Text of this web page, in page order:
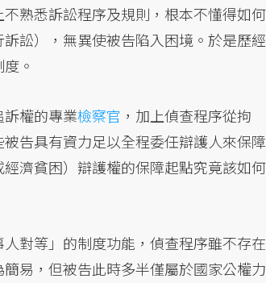
熟悉訴訟程序及規則，根本不懂得如何
訟），無異使被告陷入困境。於是歷經
。
權的專業檢察官 ，加上偵查程序從拘
告具有資力足以全程委任辯護人來保障
濟貧困）辯護權的保障起點究竟該如何
對等」的制度功能，偵查程序雖不存在
易，但被告此時多半僅屬於國家公權力